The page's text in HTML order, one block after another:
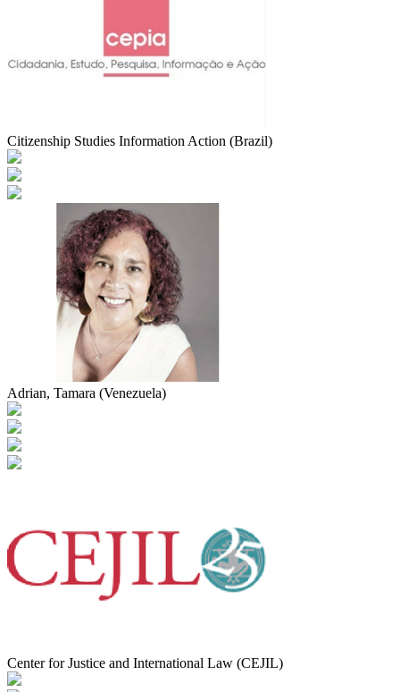
Citizenship Studies Information Action (Brazil)
Adrian, Tamara (Venezuela)
Center for Justice and International Law (CEJIL)